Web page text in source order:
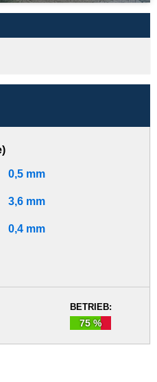
0,5 mm
3,6 mm
0,4 mm
BETRIEB:
75 %